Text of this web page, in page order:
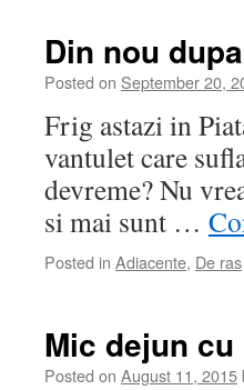
Din nou
Posted on September 20,
Frig astazi in
vantulet care
devreme? Nu
si mai sunt …
Posted in Adiacente, De ras
Mic dejun
Posted on August 11, 2015